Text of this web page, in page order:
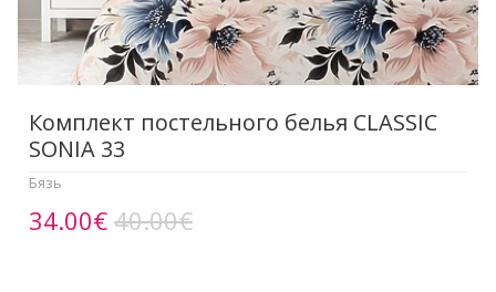
Комплект постельного белья CLASSIC
SONIA 33
Бязь
34.00€40.00€